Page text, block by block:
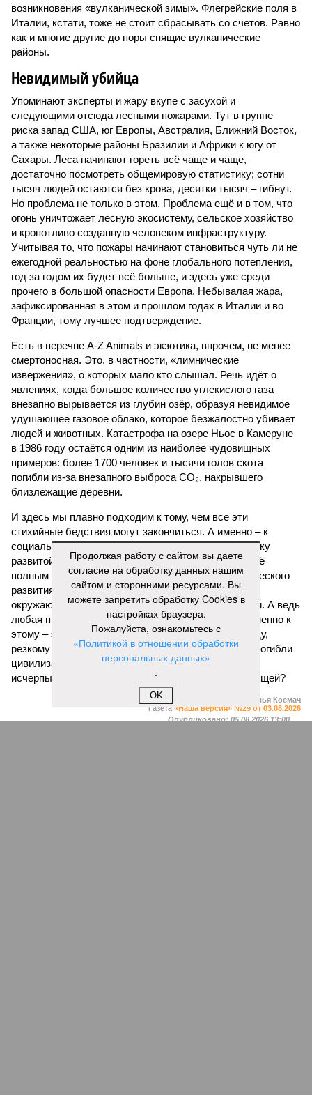
возникновения «вулканической зимы». Флегрейские поля в
Италии, кстати, тоже не стоит сбрасывать со счетов. Равно
как и многие другие до поры спящие вулканические
районы.
Невидимый убийца
Упоминают эксперты и жару вкупе с засухой и
следующими отсюда лесными пожарами. Тут в группе
риска запад США, юг Европы, Австралия, Ближний Восток,
а также некоторые районы Бразилии и Африки к югу от
Сахары. Леса начинают гореть всё чаще и чаще,
достаточно посмотреть общемировую статистику; сотни
тысяч людей остаются без крова, десятки тысяч – гибнут.
Но проблема не только в этом. Проблема ещё и в том, что
огонь уничтожает лесную экосистему, сельское хозяйство
и кропотливо созданную человеком инфраструктуру.
Учитывая то, что пожары начинают становиться чуть ли не
ежегодной реальностью на фоне глобального потепления,
год за годом их будет всё больше, и здесь уже среди
прочего в большой опасности Европа. Небывалая жара,
зафиксированная в этом и прошлом годах в Италии и во
Франции, тому лучшее подтверждение.
Есть в перечне A-Z Animals и экзотика, впрочем, не менее
смертоносная. Это, в частности, «лимнические
извержения», о которых мало кто слышал. Речь идёт о
явлениях, когда большое количество углекислого газа
внезапно вырывается из глубин озёр, образуя невидимое
удушающее газовое облако, которое безжалостно убивает
людей и животных. Катастрофа на озере Ньос в Камеруне
в 1986 году остаётся одним из наиболее чудовищных
примеров: более 1700 человек и тысячи голов скота
погибли из-за внезапного выброса CO₂, накрывшего
близлежащие деревни.
И здесь мы плавно подходим к тому, чем все эти
стихийные бедствия могут закончиться. А именно – к
социальному коллапсу, то есть фактическому упадку
развитой цивилизации, зачастую с последующим её
полным уничтожением. Среди причин такого трагического
развития событий учёные называют деградацию
окружающей среды, истощение ресурсов и болезни. А ведь
любая природная катастрофа непременно ведёт именно к
этому – экономическому кризису, эпидемиям, голоду,
резкому сокращению численности населения. Так погибли
цивилизации шумеров, майя, кхмеров – список не
исчерпывающий. Какая цивилизация будет следующей?
Илья Космач
Газета «Наша версия» №29 от 03.08.2026
Опубликовано: 05.08.2026 13:00
Продолжая работу с сайтом вы даете
согласие на обработку данных нашим
сайтом и сторонними ресурсами. Вы
можете запретить обработку Cookies в
настройках браузера.
Пожалуйста, ознакомьтесь с
«Политикой в отношении обработки
персональных данных»
.
OK